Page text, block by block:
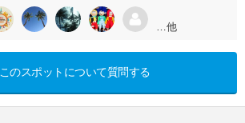
…他
このスポットについて質問する